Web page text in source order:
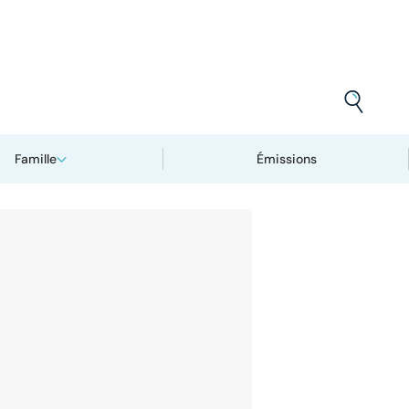
Famille Émissions